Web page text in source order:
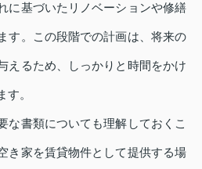
に基づいたリノベーションや修繕
す。この段階での計画は、将来の
えるため、しっかりと時間をかけ
。
な書類についても理解しておくこ
き家を賃貸物件として提供する場